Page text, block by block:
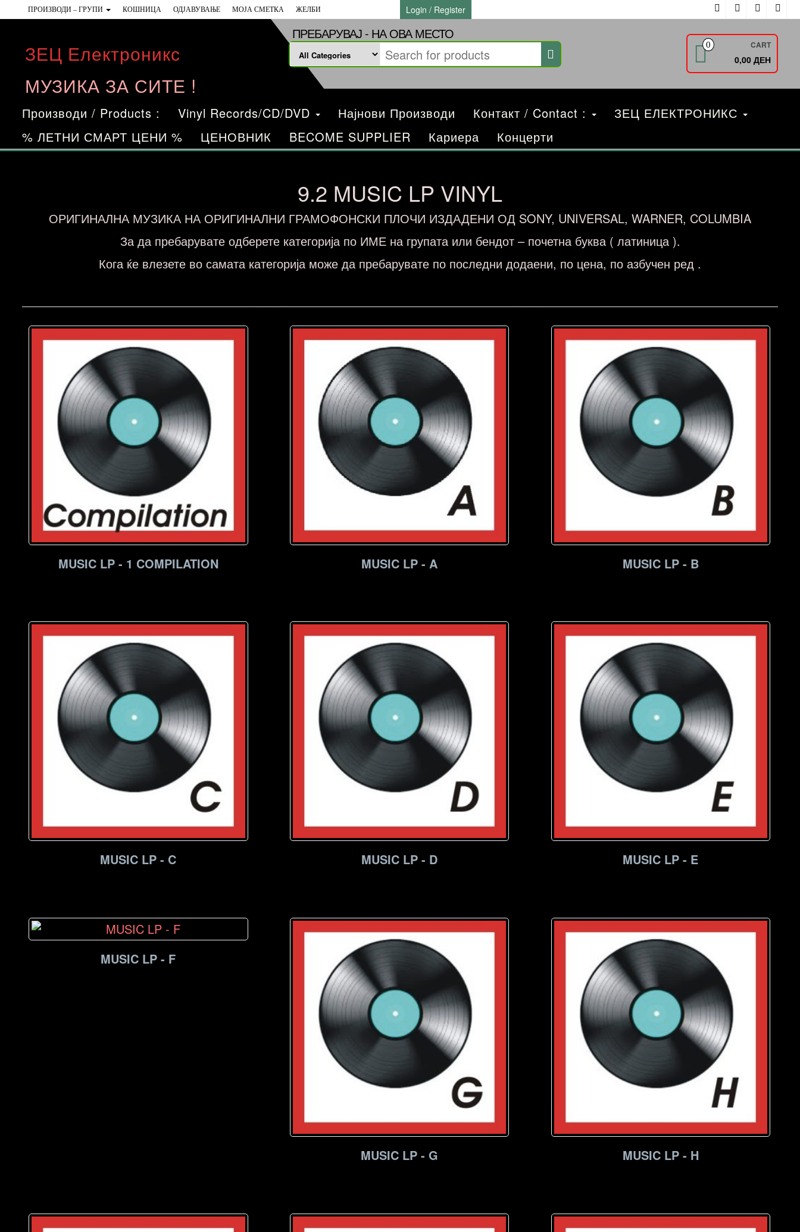
to
content
ПРОИЗВОДИ – ГРУПИ КОШНИЦА ОДЈАВУВАЊЕ МОЈА СМЕТКА ЖЕЛБИ Login / Register
ЗЕЦ Електроникс
МУЗИКА ЗА СИТЕ !
ПРЕБАРУВАЈ - НА ОВА МЕСТО
0 CART
0,00 ДЕН
Производи / Products : Vinyl Records/CD/DVD Најнови Производи Контакт / Contact :
ЗЕЦ ЕЛЕКТРОНИКС
% ЛЕТНИ СМАРТ ЦЕНИ %
ЦЕНОВНИК BECOME SUPPLIER Кариера Концерти
9.2 MUSIC LP VINYL
ОРИГИНАЛНА МУЗИКА НА ОРИГИНАЛНИ ГРАМОФОНСКИ ПЛОЧИ ИЗДАДЕНИ ОД SONY, UNIVERSAL, WARNER, COLUMBIA
За да пребарувате одберете категорија по ИМЕ на групата или бендот – почетна буква ( латиница ).
Кога ќе влезете во самата категорија може да пребарувате по последни додаени, по цена, по азбучен ред .
MUSIC LP - 1 COMPILATION MUSIC LP - A MUSIC LP - B
MUSIC LP - C MUSIC LP - D MUSIC LP - E
MUSIC LP - F
MUSIC LP - G MUSIC LP - H